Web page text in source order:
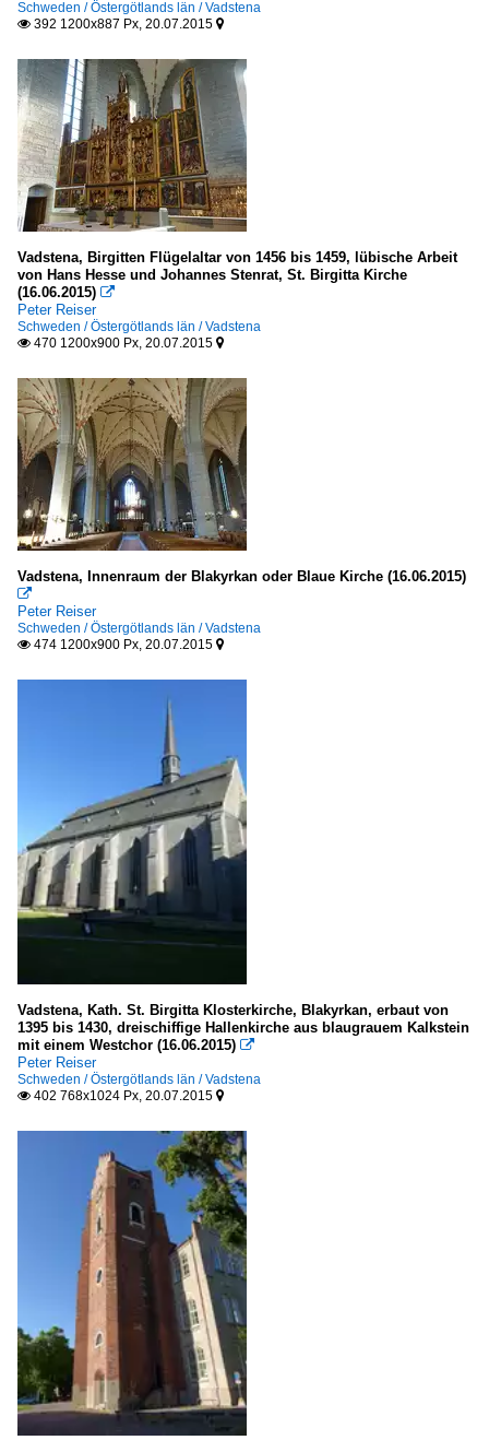
Schweden / Östergötlands län / Vadstena
 392 1200x887 Px, 20.07.2015 
Vadstena, Birgitten Flügelaltar von 1456 bis 1459, lübische Arbeit
von Hans Hesse und Johannes Stenrat, St. Birgitta Kirche
(16.06.2015) 
Peter Reiser
Schweden / Östergötlands län / Vadstena
 470 1200x900 Px, 20.07.2015 
Vadstena, Innenraum der Blakyrkan oder Blaue Kirche (16.06.2015)

Peter Reiser
Schweden / Östergötlands län / Vadstena
 474 1200x900 Px, 20.07.2015 
Vadstena, Kath. St. Birgitta Klosterkirche, Blakyrkan, erbaut von
1395 bis 1430, dreischiffige Hallenkirche aus blaugrauem Kalkstein
mit einem Westchor (16.06.2015) 
Peter Reiser
Schweden / Östergötlands län / Vadstena
 402 768x1024 Px, 20.07.2015 